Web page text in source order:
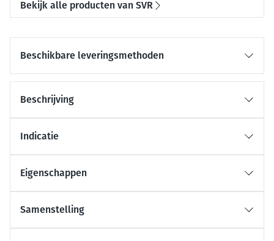
Bekijk alle producten van SVR
Beschikbare leveringsmethoden
Beschrijving
Indicatie
Eigenschappen
Samenstelling